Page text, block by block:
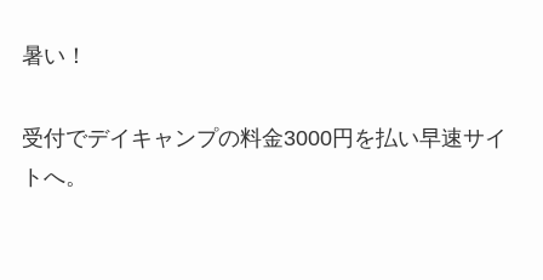
暑い！
受付でデイキャンプの料金3000円を払い早速サイ
トへ。